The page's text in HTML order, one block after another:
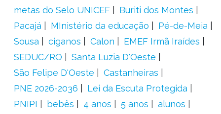
metas do Selo UNICEF
Buriti dos Montes
Pacajá
MInistério da educação
Pé-de-Meia
Sousa
ciganos Calon
EMEF Irmã Iraídes
SEDUC/RO
Santa Luzia D'Oeste
São Felipe D'Oeste
Castanheiras
PNE 2026-2036
Lei da Escuta Protegida
PNIPI
bebês 4 anos 5 anos
alunos